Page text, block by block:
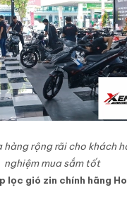
hàng rộng rãi cho khách
nghiệm mua sắm tốt
lọc gió zin chính hãng